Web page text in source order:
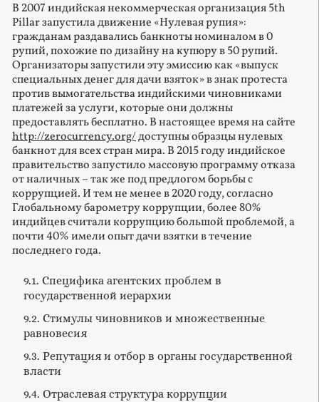
В 2007 индийская некоммерческая организация 5th
Pillar запустила движение «Нулевая рупия»:
гражданам раздавались банкноты номиналом в 0
рупий, похожие по дизайну на купюру в 50 рупий.
Организаторы запустили эту эмиссию как «выпуск
специальных денег для дачи взяток» в знак протеста
против вымогательства индийскими чиновниками
платежей за услуги, которые они должны
предоставлять бесплатно. В настоящее время на сайте
http://zerocurrency.org/доступны образцы нулевых
банкнот для всех стран мира. В 2015 году индийское
правительство запустило массовую программу отказа
от наличных – так же под предлогом борьбы с
коррупцией. И тем не менее в 2020 году, согласно
Глобальному барометру коррупции, более 80%
индийцев считали коррупцию большой проблемой, а
почти 40% имели опыт дачи взятки в течение
последнего года.
9.1. Специфика агентских проблем в
государственной иерархии
9.2. Стимулы чиновников и множественные
равновесия
9.3. Репутация и отбор в органы государственной
власти
9.4. Отраслевая структура коррупции